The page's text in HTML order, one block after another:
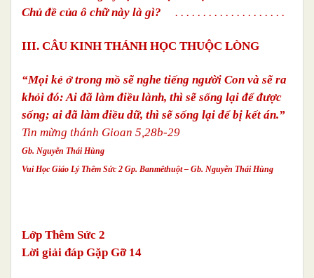
Chủ đề của ô chữ này là gì? . . . . . . . . . . . . . . . . . . . .
III. CÂU KINH THÁNH HỌC THUỘC LÒNG
“Mọi kẻ ở trong mồ sẽ nghe tiếng người Con và sẽ ra
khỏi đó: Ai đã làm điều lành, thì sẽ sống lại để được
sống; ai đã làm điều dữ, thì sẽ sống lại để bị kết án.”
Tin mừng thánh Gioan 5,28b-29
Gb. Nguyễn Thái Hùng
Vui Học Giáo Lý Thêm Sức 2 Gp. Banmêthuột – Gb. Nguyễn Thái Hùng
Lớp Thêm Sức 2
Lời giải đáp Gặp Gỡ 14